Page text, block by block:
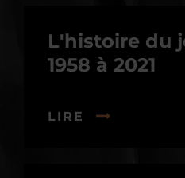
L'histoire du
1958 à 2021
LIRE